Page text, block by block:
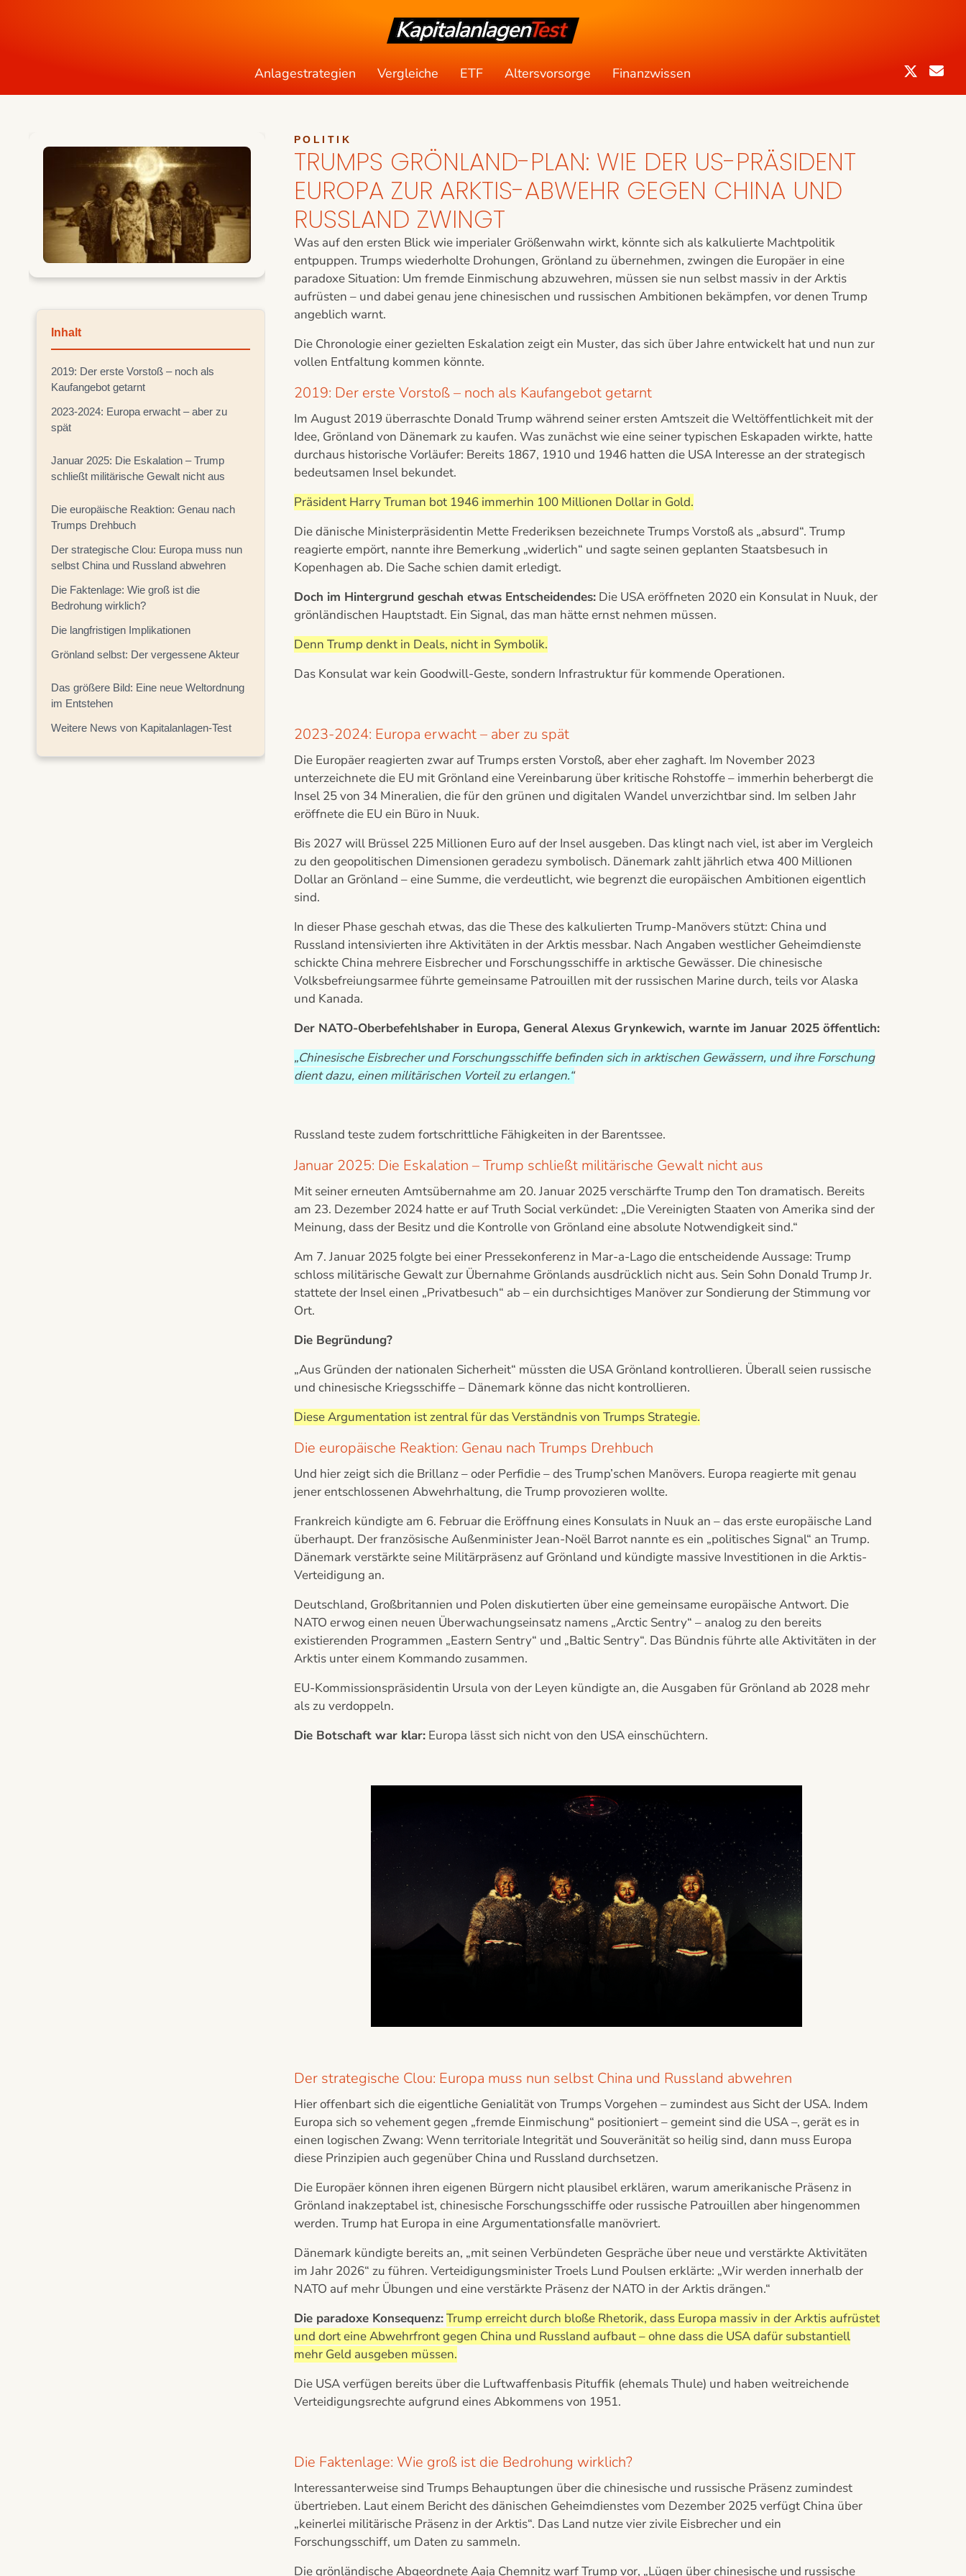
Anlagestrategien Vergleiche ETF Altersvorsorge Finanzwissen
Inhalt
2019: Der erste Vorstoß – noch als
Kaufangebot getarnt
2023-2024: Europa erwacht – aber zu
spät
Januar 2025: Die Eskalation – Trump
schließt militärische Gewalt nicht aus
Die europäische Reaktion: Genau nach
Trumps Drehbuch
Der strategische Clou: Europa muss nun
selbst China und Russland abwehren
Die Faktenlage: Wie groß ist die
Bedrohung wirklich?
Die langfristigen Implikationen
Grönland selbst: Der vergessene Akteur
Das größere Bild: Eine neue Weltordnung
im Entstehen
Weitere News von Kapitalanlagen-Test
POLITIK
TRUMPS GRÖNLAND-PLAN: WIE DER US-PRÄSIDENT
EUROPA ZUR ARKTIS-ABWEHR GEGEN CHINA UND
RUSSLAND ZWINGT
Was auf den ersten Blick wie imperialer Größenwahn wirkt, könnte sich als kalkulierte Machtpolitik
entpuppen. Trumps wiederholte Drohungen, Grönland zu übernehmen, zwingen die Europäer in eine
paradoxe Situation: Um fremde Einmischung abzuwehren, müssen sie nun selbst massiv in der Arktis
aufrüsten – und dabei genau jene chinesischen und russischen Ambitionen bekämpfen, vor denen Trump
angeblich warnt.
Die Chronologie einer gezielten Eskalation zeigt ein Muster, das sich über Jahre entwickelt hat und nun zur
vollen Entfaltung kommen könnte.
2019: Der erste Vorstoß – noch als Kaufangebot getarnt
Im August 2019 überraschte Donald Trump während seiner ersten Amtszeit die Weltöffentlichkeit mit der
Idee, Grönland von Dänemark zu kaufen. Was zunächst wie eine seiner typischen Eskapaden wirkte, hatte
durchaus historische Vorläufer: Bereits 1867, 1910 und 1946 hatten die USA Interesse an der strategisch
bedeutsamen Insel bekundet.
Präsident Harry Truman bot 1946 immerhin 100 Millionen Dollar in Gold.
Die dänische Ministerpräsidentin Mette Frederiksen bezeichnete Trumps Vorstoß als „absurd“. Trump
reagierte empört, nannte ihre Bemerkung „widerlich“ und sagte seinen geplanten Staatsbesuch in
Kopenhagen ab. Die Sache schien damit erledigt.
Doch im Hintergrund geschah etwas Entscheidendes:Die USA eröffneten 2020 ein Konsulat in Nuuk, der
grönländischen Hauptstadt. Ein Signal, das man hätte ernst nehmen müssen.
Denn Trump denkt in Deals, nicht in Symbolik.
Das Konsulat war kein Goodwill-Geste, sondern Infrastruktur für kommende Operationen.
2023-2024: Europa erwacht – aber zu spät
Die Europäer reagierten zwar auf Trumps ersten Vorstoß, aber eher zaghaft. Im November 2023
unterzeichnete die EU mit Grönland eine Vereinbarung über kritische Rohstoffe – immerhin beherbergt die
Insel 25 von 34 Mineralien, die für den grünen und digitalen Wandel unverzichtbar sind. Im selben Jahr
eröffnete die EU ein Büro in Nuuk.
Bis 2027 will Brüssel 225 Millionen Euro auf der Insel ausgeben. Das klingt nach viel, ist aber im Vergleich
zu den geopolitischen Dimensionen geradezu symbolisch. Dänemark zahlt jährlich etwa 400 Millionen
Dollar an Grönland – eine Summe, die verdeutlicht, wie begrenzt die europäischen Ambitionen eigentlich
sind.
In dieser Phase geschah etwas, das die These des kalkulierten Trump-Manövers stützt: China und
Russland intensivierten ihre Aktivitäten in der Arktis messbar. Nach Angaben westlicher Geheimdienste
schickte China mehrere Eisbrecher und Forschungsschiffe in arktische Gewässer. Die chinesische
Volksbefreiungsarmee führte gemeinsame Patrouillen mit der russischen Marine durch, teils vor Alaska
und Kanada.
Der NATO-Oberbefehlshaber in Europa, General Alexus Grynkewich, warnte im Januar 2025 öffentlich:
„Chinesische Eisbrecher und Forschungsschiffe befinden sich in arktischen Gewässern, und ihre Forschung
dient dazu, einen militärischen Vorteil zu erlangen.“
Russland teste zudem fortschrittliche Fähigkeiten in der Barentssee.
Januar 2025: Die Eskalation – Trump schließt militärische Gewalt nicht aus
Mit seiner erneuten Amtsübernahme am 20. Januar 2025 verschärfte Trump den Ton dramatisch. Bereits
am 23. Dezember 2024 hatte er auf Truth Social verkündet: „Die Vereinigten Staaten von Amerika sind der
Meinung, dass der Besitz und die Kontrolle von Grönland eine absolute Notwendigkeit sind.“
Am 7. Januar 2025 folgte bei einer Pressekonferenz in Mar-a-Lago die entscheidende Aussage: Trump
schloss militärische Gewalt zur Übernahme Grönlands ausdrücklich nicht aus. Sein Sohn Donald Trump Jr.
stattete der Insel einen „Privatbesuch“ ab – ein durchsichtiges Manöver zur Sondierung der Stimmung vor
Ort.
Die Begründung?
„Aus Gründen der nationalen Sicherheit“ müssten die USA Grönland kontrollieren. Überall seien russische
und chinesische Kriegsschiffe – Dänemark könne das nicht kontrollieren.
Diese Argumentation ist zentral für das Verständnis von Trumps Strategie.
Die europäische Reaktion: Genau nach Trumps Drehbuch
Und hier zeigt sich die Brillanz – oder Perfidie – des Trump’schen Manövers. Europa reagierte mit genau
jener entschlossenen Abwehrhaltung, die Trump provozieren wollte.
Frankreich kündigte am 6. Februar die Eröffnung eines Konsulats in Nuuk an – das erste europäische Land
überhaupt. Der französische Außenminister Jean-Noël Barrot nannte es ein „politisches Signal“ an Trump.
Dänemark verstärkte seine Militärpräsenz auf Grönland und kündigte massive Investitionen in die Arktis-
Verteidigung an.
Deutschland, Großbritannien und Polen diskutierten über eine gemeinsame europäische Antwort. Die
NATO erwog einen neuen Überwachungseinsatz namens „Arctic Sentry“ – analog zu den bereits
existierenden Programmen „Eastern Sentry“ und „Baltic Sentry“. Das Bündnis führte alle Aktivitäten in der
Arktis unter einem Kommando zusammen.
EU-Kommissionspräsidentin Ursula von der Leyen kündigte an, die Ausgaben für Grönland ab 2028 mehr
als zu verdoppeln.
Die Botschaft war klar:Europa lässt sich nicht von den USA einschüchtern.
Der strategische Clou: Europa muss nun selbst China und Russland abwehren
Hier offenbart sich die eigentliche Genialität von Trumps Vorgehen – zumindest aus Sicht der USA. Indem
Europa sich so vehement gegen „fremde Einmischung“ positioniert – gemeint sind die USA –, gerät es in
einen logischen Zwang: Wenn territoriale Integrität und Souveränität so heilig sind, dann muss Europa
diese Prinzipien auch gegenüber China und Russland durchsetzen.
Die Europäer können ihren eigenen Bürgern nicht plausibel erklären, warum amerikanische Präsenz in
Grönland inakzeptabel ist, chinesische Forschungsschiffe oder russische Patrouillen aber hingenommen
werden. Trump hat Europa in eine Argumentationsfalle manövriert.
Dänemark kündigte bereits an, „mit seinen Verbündeten Gespräche über neue und verstärkte Aktivitäten
im Jahr 2026“ zu führen. Verteidigungsminister Troels Lund Poulsen erklärte: „Wir werden innerhalb der
NATO auf mehr Übungen und eine verstärkte Präsenz der NATO in der Arktis drängen.“
Die paradoxe Konsequenz:Trump erreicht durch bloße Rhetorik, dass Europa massiv in der Arktis aufrüstet
und dort eine Abwehrfront gegen China und Russland aufbaut – ohne dass die USA dafür substantiell
mehr Geld ausgeben müssen.
Die USA verfügen bereits über die Luftwaffenbasis Pituffik (ehemals Thule) und haben weitreichende
Verteidigungsrechte aufgrund eines Abkommens von 1951.
Die Faktenlage: Wie groß ist die Bedrohung wirklich?
Interessanterweise sind Trumps Behauptungen über die chinesische und russische Präsenz zumindest
übertrieben. Laut einem Bericht des dänischen Geheimdienstes vom Dezember 2025 verfügt China über
„keinerlei militärische Präsenz in der Arktis“. Das Land nutze vier zivile Eisbrecher und ein
Forschungsschiff, um Daten zu sammeln.
Die grönländische Abgeordnete Aaja Chemnitz warf Trump vor, „Lügen über chinesische und russische